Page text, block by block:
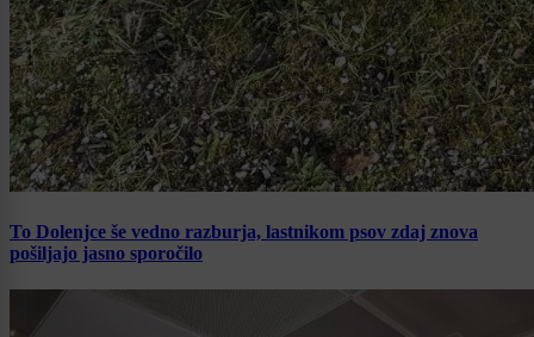
To Dolenjce še vedno razburja, lastnikom psov zdaj znova
pošiljajo jasno sporočilo